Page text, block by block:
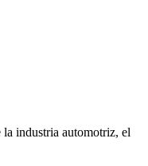
la industria automotriz, el